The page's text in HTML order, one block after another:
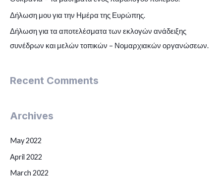
Δήλωση μου για την Ημέρα της Ευρώπης.
Δήλωση για τα αποτελέσματα των εκλογών ανάδειξης
συνέδρων και μελών τοπικών – Νομαρχιακών οργανώσεων.
Recent Comments
Archives
May 2022
April 2022
March 2022